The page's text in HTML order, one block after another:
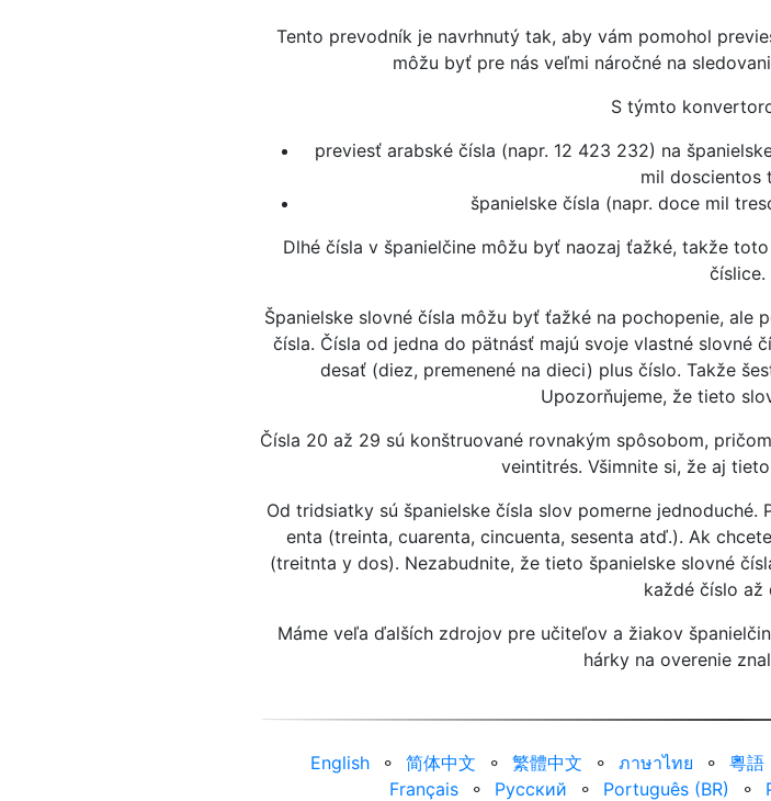
Tento prevodník je navrhnutý tak, aby vám pomohol
môžu byť pre nás veľmi náročné na
S týmto
previesť arabské čísla (napr. 12 423 232) na
mil doscientos
španielske čísla (napr. doce mil
Dlhé čísla v španielčine môžu byť naozaj ťažké, takže
číslice.
Španielske slovné čísla môžu byť ťažké na pochopenie,
čísla. Čísla od jedna do pätnásť majú svoje vlastné slovné
desať (diez, premenené na dieci) plus číslo. Takže
Upozorňujeme, že tieto
Čísla 20 až 29 sú konštruované rovnakým spôsobom,
veintitrés. Všimnite si, že aj
Od tridsiatky sú španielske čísla slov pomerne
enta (treinta, cuarenta, cincuenta, sesenta atď.). Ak
(treitnta y dos). Nezabudnite, že tieto španielske slovné
každé číslo až
Máme veľa ďalších zdrojov pre učiteľov a žiakov
hárky na overenie
English ⚬ 简体中文 ⚬ 繁體中文 ⚬ ภาษาไทย ⚬ 粵語
Français
⚬ Русский ⚬ Português (BR) ⚬